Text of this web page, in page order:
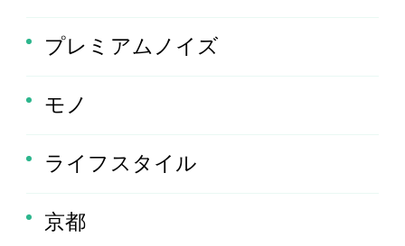
プレミアムノイズ
モノ
ライフスタイル
京都